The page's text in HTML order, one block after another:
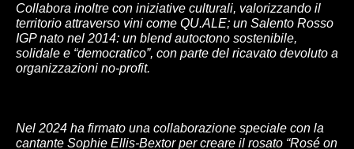
Collabora inoltre con iniziative culturali, valorizzando il
territorio attraverso vini come QU.ALE; un Salento Rosso
IGP nato nel 2014: un blend autoctono sostenibile,
solidale e “democratico”, con parte del ricavato devoluto a
organizzazioni no-profit.
Nel 2024 ha firmato una collaborazione speciale con la
cantante Sophie Ellis-Bextor per creare il rosato “Rosé on